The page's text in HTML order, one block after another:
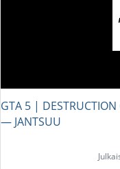
GTA 5 |
― JANTSUU